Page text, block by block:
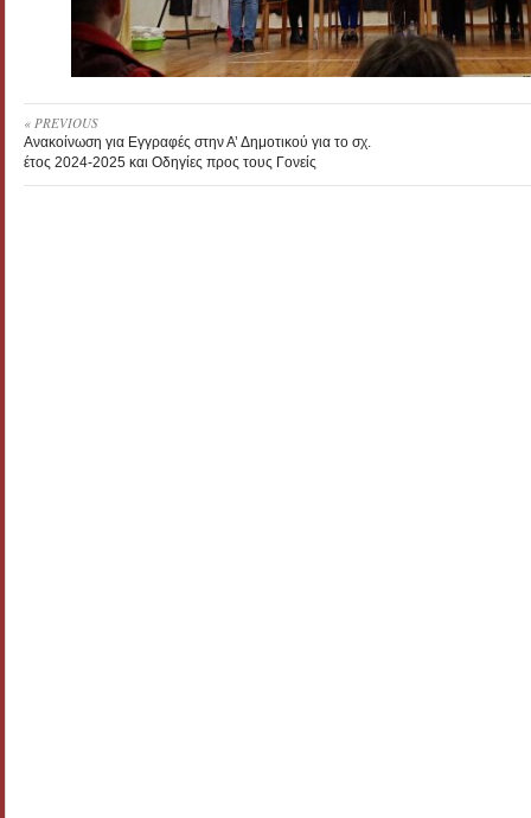
« PREVIOUS
Ανακοίνωση για Εγγραφές στην Α’ Δημοτικού για το σχ.
έτος 2024-2025 και Οδηγίες προς τους Γονείς